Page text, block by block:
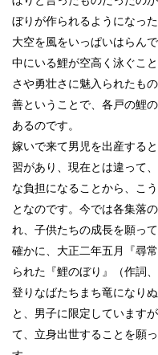
ぼりが作られるようになった
大空を風をいっぱいはらん
中にいる鯉が空高く泳ぐこ
さや勇壮さに魅入られたも
善ということで、各戸の鯉
あるのです。
嫁いで来て男児を出産する
習があり、現在とは違って
な負担になることから、こ
となのです。今では各集落
れ、子供たちの成長を願って
確かに、大正二年五月『尋
られた『鯉のぼり』（作詞
登りなばたちまち竜になり
と、男子に限定しています
て、立身出世することを願